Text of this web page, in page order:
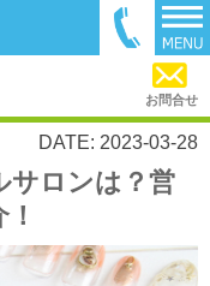
お問合せ
DATE: 2023-03-28
サロンは？営